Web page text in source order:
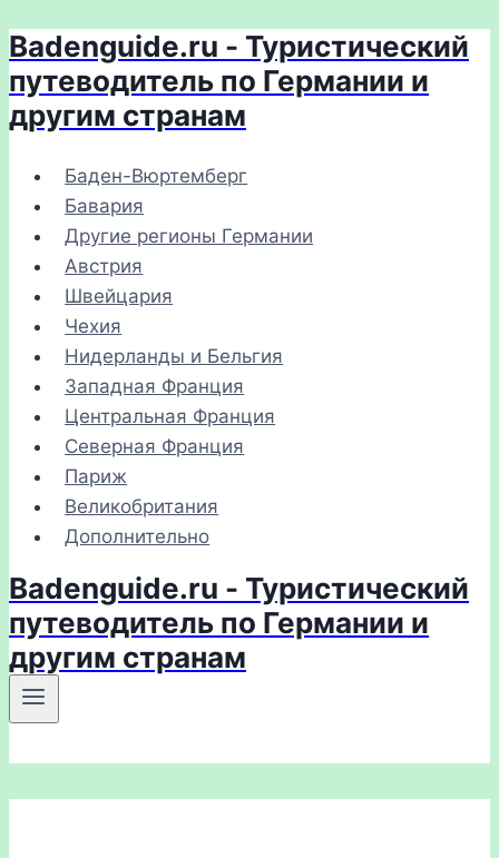
Перейти
к
содержимому
Badenguide.ru - Туристический
путеводитель по Германии и
другим странам
Баден-Вюртемберг
Бавария
Другие регионы Германии
Австрия
Швейцария
Чехия
Нидерланды и Бельгия
Западная Франция
Центральная Франция
Северная Франция
Париж
Великобритания
Дополнительно
Badenguide.ru - Туристический
путеводитель по Германии и
другим странам